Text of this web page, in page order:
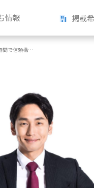
情報 掲載
間で信頼構築